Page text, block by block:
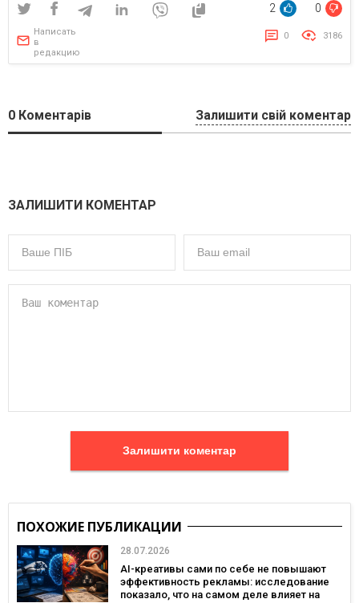
2 0
Написать
в
редакцию
0 3186
0 Коментарів Залишити свій коментар
ЗАЛИШИТИ КОМЕНТАР
Залишити коментар
ПОХОЖИЕ ПУБЛИКАЦИИ
28.07.2026
AI-креативы сами по себе не повышают
эффективность рекламы: исследование
показало, что на самом деле влияет на